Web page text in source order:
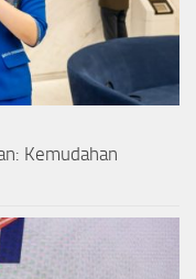
Kemudahan